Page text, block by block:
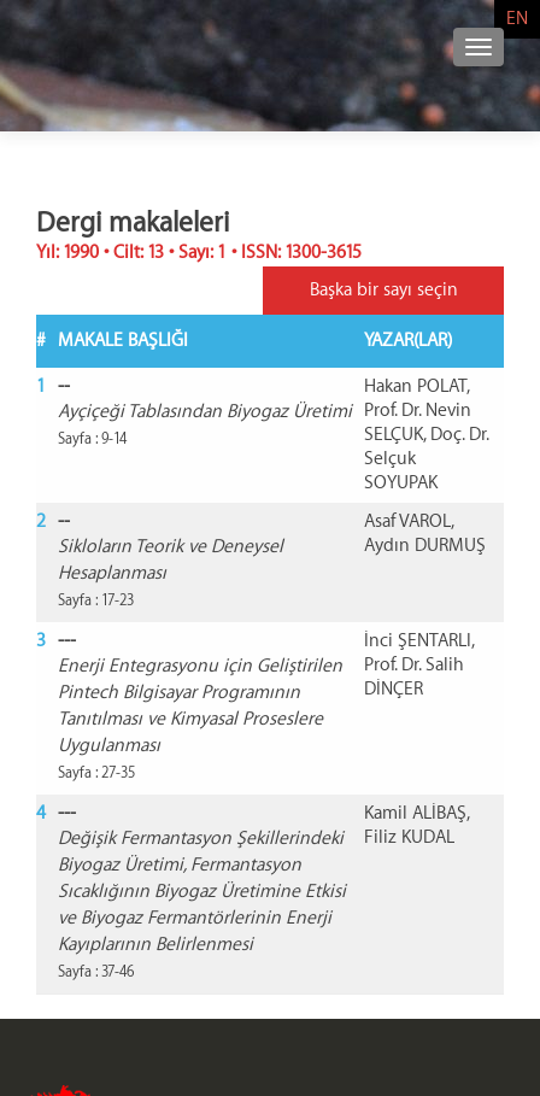
EN
Dergi makaleleri
Yıl: 1990 • Cilt: 13 • Sayı: 1 • ISSN: 1300-3615
Başka bir sayı seçin
# MAKALE BAŞLIĞI YAZAR(LAR)
1
--
Ayçiçeği Tablasından Biyogaz Üretimi
Sayfa : 9-14
Hakan POLAT,
Prof. Dr. Nevin
SELÇUK, Doç. Dr.
Selçuk
SOYUPAK
2 --
Sikloların Teorik ve Deneysel
Hesaplanması
Sayfa : 17-23
Asaf VAROL,
Aydın DURMUŞ
3 ---
Enerji Entegrasyonu için Geliştirilen
Pintech Bilgisayar Programının
Tanıtılması ve Kimyasal Proseslere
Uygulanması
Sayfa : 27-35
İnci ŞENTARLI,
Prof. Dr. Salih
DİNÇER
4 ---
Değişik Fermantasyon Şekillerindeki
Biyogaz Üretimi, Fermantasyon
Sıcaklığının Biyogaz Üretimine Etkisi
ve Biyogaz Fermantörlerinin Enerji
Kayıplarının Belirlenmesi
Sayfa : 37-46
Kamil ALİBAŞ,
Filiz KUDAL